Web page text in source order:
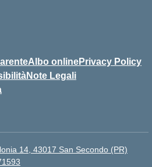
Albo onlinePrivacy Policy
Note Legali
14, 43017 San Secondo (PR)